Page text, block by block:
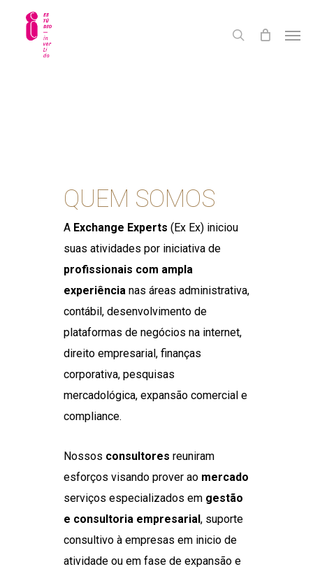
search
QUEM SOMOS
AExchange Experts (Ex Ex) iniciou
suas atividades por iniciativa de
profissionais com ampla
experiêncianas áreas administrativa,
contábil, desenvolvimento de
plataformas de negócios na internet,
direito empresarial, finanças
corporativa, pesquisas
mercadológica, expansão comercial e
compliance.
Nossos consultores reuniram
esforços visando prover ao mercado
serviços especializados em gestão
e consultoria empresarial , suporte
consultivo à empresas em inicio de
atividade ou em fase de expansão e